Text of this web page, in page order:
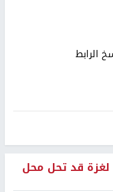
الرابط
قد تحل محل